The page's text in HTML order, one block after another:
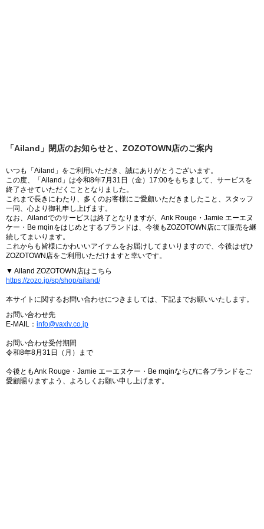
「Ailand」閉店のお知らせと、ZOZOTOWN店のご案内
いつも「Ailand」をご利用いただき、誠にありがとうございます。
この度、「Ailand」は令和8年7月31日（金）17:00をもちまして、サービスを
終了させていただくこととなりました。
これまで長きにわたり、多くのお客様にご愛顧いただきましたこと、スタッフ
一同、心より御礼申し上げます。
なお、Ailandでのサービスは終了となりますが、Ank Rouge・Jamie エーエヌ
ケー・Be mqinをはじめとするブランドは、今後もZOZOTOWN店にて販売を継
続してまいります。
これからも皆様にかわいいアイテムをお届けしてまいりますので、今後はぜひ
ZOZOTOWN店をご利用いただけますと幸いです。
▼ Ailand ZOZOTOWN店はこちら
https://zozo.jp/sp/shop/ailand/
本サイトに関するお問い合わせにつきましては、下記までお願いいたします。
お問い合わせ先
E-MAIL： info@vaxiv.co.jp
お問い合わせ受付期間
令和8年8月31日（月）まで
今後ともAnk Rouge・Jamie エーエヌケー・Be mqinならびに各ブランドをご
愛顧賜りますよう、よろしくお願い申し上げます。